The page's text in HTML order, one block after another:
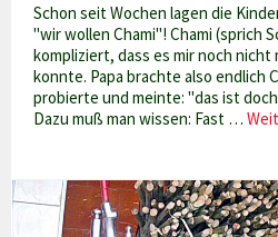
Schon seit Wochen lagen die
"wir wollen Chami"! Chami (sprich
kompliziert, dass es mir noch nicht
konnte. Papa brachte also endlich
probierte und meinte: "das ist
Dazu muß man wissen: Fast …